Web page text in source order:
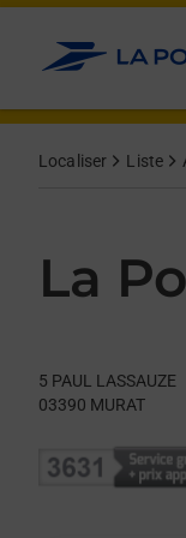
Allez au contenu
Localiser Liste
La
5 PAUL LASSAUZE
03390 MURAT
Day of the WeekHours
Get directions to La
lien s'ouvre dans